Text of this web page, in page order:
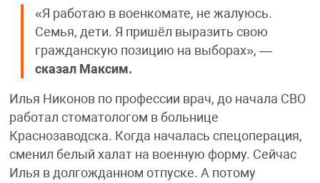
«Я работаю в военкомате, не жалуюсь.
Семья, дети. Я пришёл выразить свою
гражданскую позицию на выборах», —
сказал Максим.
Илья Никонов по профессии врач, до начала СВО
работал стоматологом в больнице
Краснозаводска. Когда началась спецоперация,
сменил белый халат на военную форму. Сейчас
Илья в долгожданном отпуске. А потому